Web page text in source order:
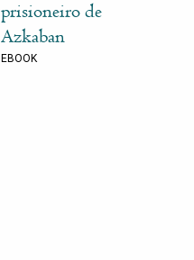
prisioneiro de
Azkaban
EBOOK